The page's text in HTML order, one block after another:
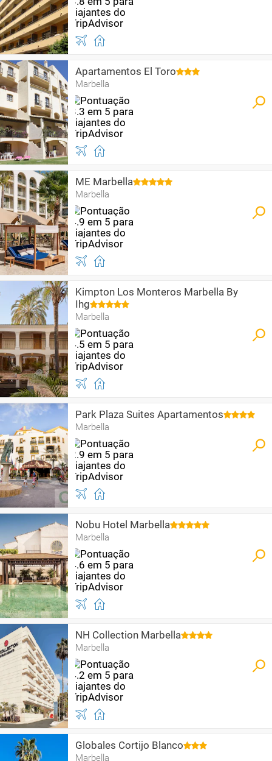
Apartamentos El Toro
Marbella
ME Marbella
Marbella
Kimpton Los Monteros Marbella By
Ihg
Marbella
Park Plaza Suites Apartamentos
Marbella
Nobu Hotel Marbella
Marbella
NH Collection Marbella
Marbella
Globales Cortijo Blanco
Marbella